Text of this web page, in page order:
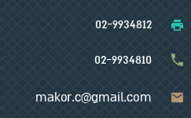
02-9934812
02-9934810
makor.c@gmail.com